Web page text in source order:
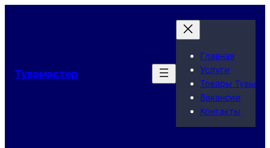
Тувамастер
Главная
Услуги
Товары Тувы
Вакансии
Контакты